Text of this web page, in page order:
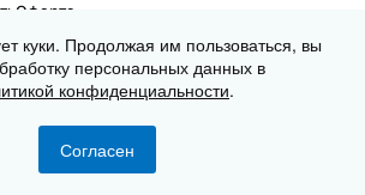
Заказать
Корзина Избранные
Оферта
куки. Продолжая им пользоваться, вы
персональных данных в
конфиденциальности.
Согласен